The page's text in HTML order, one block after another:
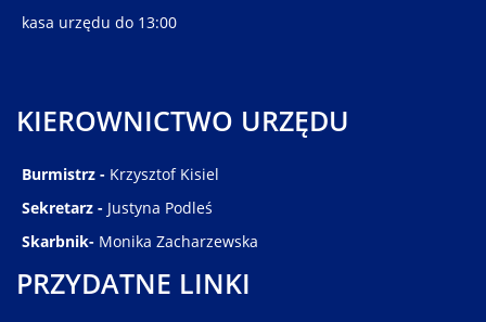
kasa urzędu do 13:00
KIEROWNICTWO URZĘDU
Burmistrz - Krzysztof Kisiel
Sekretarz - Justyna Podleś
Skarbnik- Monika Zacharzewska
PRZYDATNE LINKI